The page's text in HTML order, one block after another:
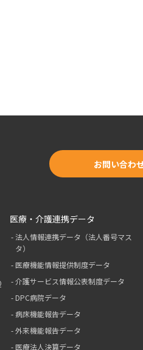
お問い合わ
医療・介護連携データ
法人情報連携データ（法人番号マス
タ）
医療機能情報提供制度データ
介護サービス情報公表制度データ
DPC病院データ
病床機能報告データ
外来機能報告データ
医療法人決算データ